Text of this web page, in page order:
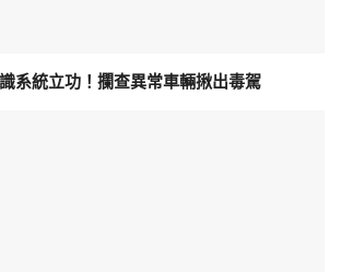
系統立功！攔查異常車輛揪出毒駕